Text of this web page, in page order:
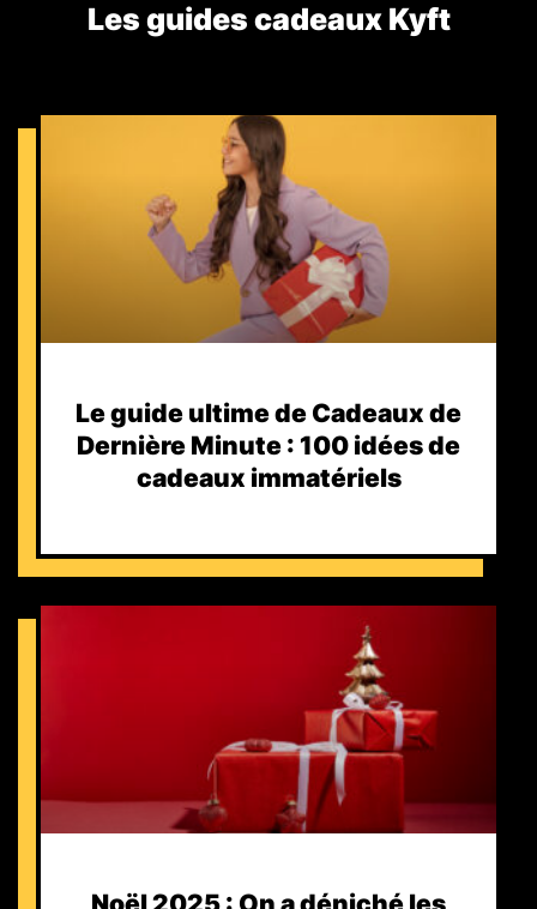
Les guides cadeaux Kyft​
Le guide ultime de Cadeaux de
Dernière Minute : 100 idées de
cadeaux immatériels